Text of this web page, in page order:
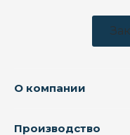
О компании
Производство